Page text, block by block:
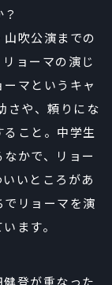
吹公演までの
ョーマの演じ
マというキャ
さや、頼りにな
こと。中学生
かで、リョー
いところがあ
リョーマを演
ます。